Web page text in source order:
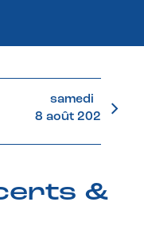
samedi
8 août 2026
&